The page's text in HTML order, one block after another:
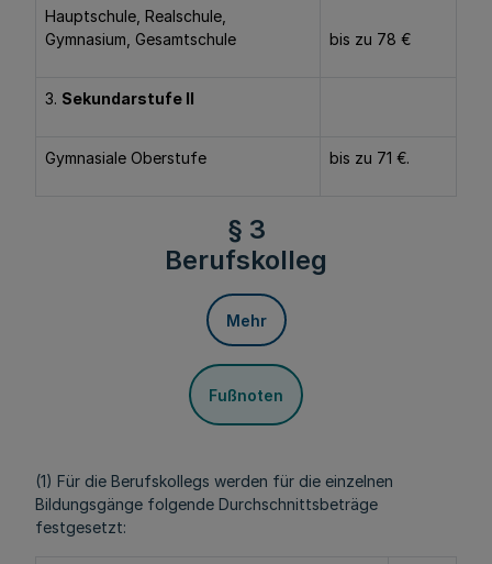
Hauptschule, Realschule,
Gymnasium, Gesamtschule
bis zu 78 €
3. Sekundarstufe II
Gymnasiale Oberstufe bis zu 71 €.
§ 3
Berufskolleg
Mehr
Fußnoten
(1) Für die Berufskollegs werden für die einzelnen
Bildungsgänge folgende Durchschnittsbeträge
festgesetzt: